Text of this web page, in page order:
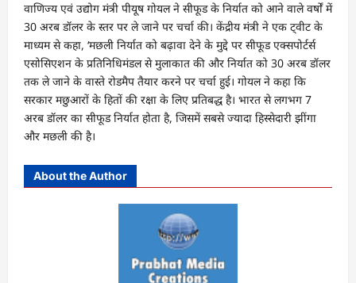
वाणिज्य एवं उद्योग मंत्री पीयूष गोयल ने सीफूड के निर्यात को आने वाले वर्षों में
30 अरब डॉलर के स्तर पर ले जाने पर चर्चा की। केंद्रीय मंत्री ने एक ट्वीट के
माध्यम से कहा, ‘मछली निर्यात को बढ़ावा देने के मुद्दे पर सीफूड एक्सपोर्टर्स
एसोसिएशन के प्रतिनिधिमंडल से मुलाकात की और निर्यात को 30 अरब डॉलर
तक ले जाने के वास्ते रोडमैप तैयार करने पर चर्चा हुई। गोयल ने कहा कि
सरकार मछुआरों के हितों की रक्षा के लिए प्रतिबद्ध है। भारत से लगभग 7
अरब डॉलर का सीफूड निर्यात होता है, जिसमें सबसे ज्यादा हिस्सेदारी झींगा
और मछली की है।
About the Author